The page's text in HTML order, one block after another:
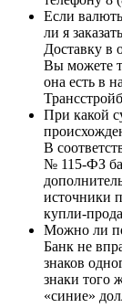
Если
ли я
Доставку в
Вы можете
она есть в
При какой
В
№ 115-ФЗ
источники
купли-
Можно ли
Банк не
знаков
знаки того
«синие»